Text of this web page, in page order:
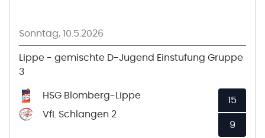
Sonntag, 10.5.2026
Lippe - gemischte D-Jugend Einstufung Gruppe
3
HSG Blomberg-Lippe
VfL Schlangen 2
15
9